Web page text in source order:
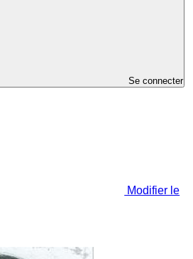
Se connecter
Modifier le